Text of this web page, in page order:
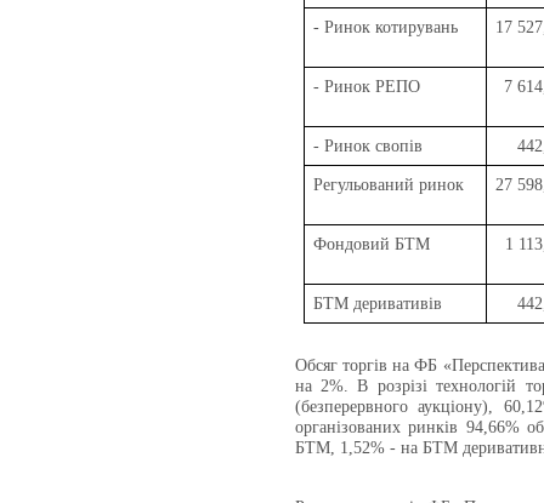
- Ринок котирувань 17
- Ринок РЕПО 7
- Ринок свопів
Регульований ринок 27
Фондовий БТМ 1
БТМ деривативів
Обсяг торгів на ФБ
на 2%.В розрізі технологій
(безперервного аукціону),
організованих ринків 94,66%
БТМ, 1,52% - на БТМ